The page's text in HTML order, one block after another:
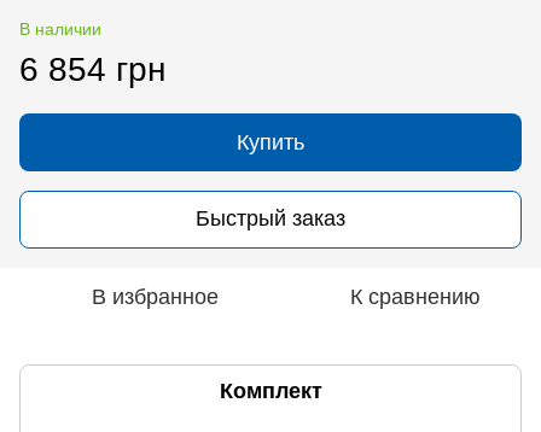
В наличии
6 854 грн
Купить
Быстрый заказ
В избранное К сравнению
Комплект